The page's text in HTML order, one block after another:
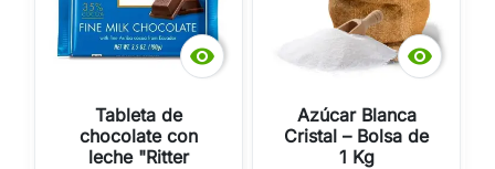

Tableta de
chocolate con
leche "Ritter

Azúcar Blanca
Cristal – Bolsa de
1 Kg